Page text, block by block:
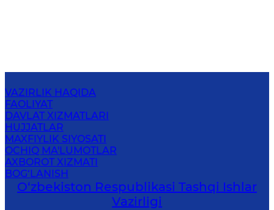
VAZIRLIK HAQIDA
FAOLIYAT
DAVLAT XIZMATLARI
HUJJATLAR
MAXFIYLIK SIYOSATI
OCHIQ MA'LUMOTLAR
AXBOROT XIZMATI
BOG‘LANISH
O‘zbеkistоn Rеspublikаsi Tashqi Ishlаr
Vаzirligi